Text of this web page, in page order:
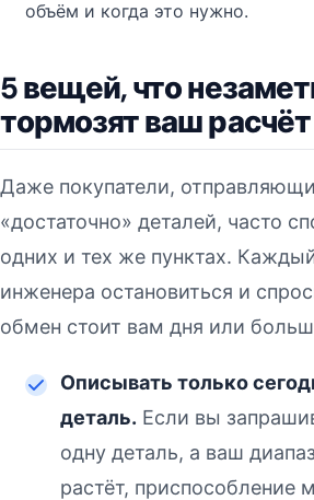
объём и когда это нужно.
5 вещей, что
тормозят ваш расчёт
Даже покупатели,
«достаточно» деталей, часто
одних и тех же пунктах.
инженера остановиться и
обмен стоит вам дня или
Описывать только
деталь. Если вы
одну деталь, а ваш
растёт, приспособление